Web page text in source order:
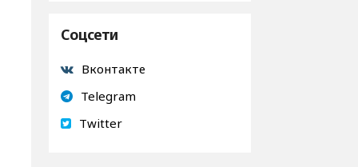
Соцсети
Вконтакте
Telegram
Twitter